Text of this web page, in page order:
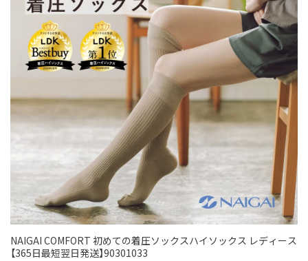
NAIGAI COMFORT 初めての着圧ソックスハイソックス レディース
【365日最短翌日発送】90301033